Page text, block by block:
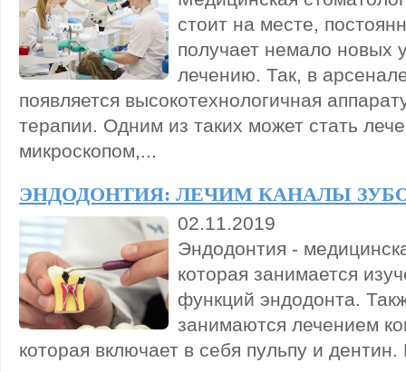
стоит на месте,
получает немало новых
лечению. Так, в
появляется высокотехнологичная
терапии. Одним из таких может стать
микроскопом,...
ЭНДОДОНТИЯ: ЛЕЧИМ КАНАЛЫ
02.11.2019
Эндодонтия -
которая занимается
функций эндодонта.
занимаются лечением
которая включает в себя пульпу и